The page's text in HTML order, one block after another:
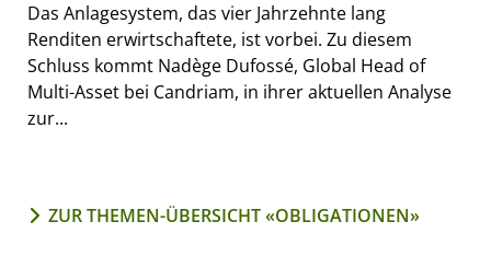
Das Anlagesystem, das vier Jahrzehnte lang
Renditen erwirtschaftete, ist vorbei. Zu diesem
Schluss kommt Nadège Dufossé, Global Head of
Multi-Asset bei Candriam, in ihrer aktuellen Analyse
zur...
ZUR THEMEN-ÜBERSICHT «OBLIGATIONEN»